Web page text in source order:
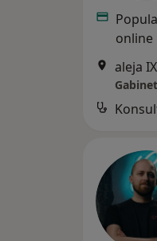
online
aleja